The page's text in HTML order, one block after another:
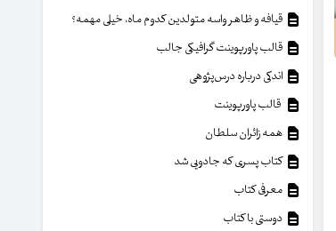
قیافه و ظاهر واسه متولدین کدوم ماه، خیلی مهمه؟
قالب پاورپوینت گرافیکی جالب
اندکی درباره درس‌پژوهی
قالب پاورپوینت
همه زائران سلطان
کتاب پسری که جادویی شد
معرفی کتاب
دوستی با کتاب